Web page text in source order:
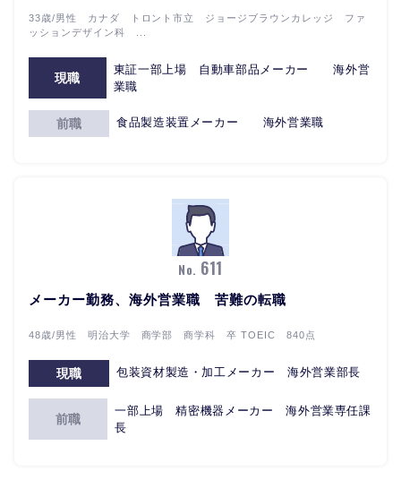
33歳/男性 カナダ トロント市立 ジョージブラウンカレッジ ファ
ッションデザイン科 ...
現職
東証一部上場 自動車部品メーカー 海外営
業職
前職 食品製造装置メーカー 海外営業職
No. 611
メーカー勤務、海外営業職 苦難の転職
48歳/男性 明治大学 商学部 商学科 卒 TOEIC 840点
現職 包装資材製造・加工メーカー 海外営業部長
前職
一部上場 精密機器メーカー 海外営業専任課
長